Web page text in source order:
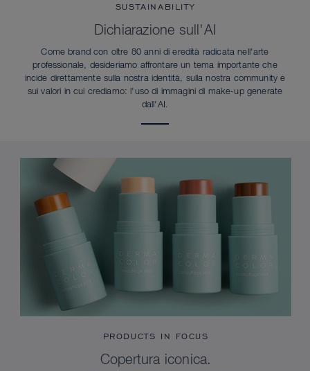
SUSTAINABILITY
Dichiarazione sull'AI
Come brand con oltre 80 anni di eredità radicata nell'arte
professionale, desideriamo affrontare un tema importante che
incide direttamente sulla nostra identità, sulla nostra community e
sui valori in cui crediamo: l'uso di immagini di make-up generate
dall'AI.
PRODUCTS IN FOCUS
Copertura iconica.